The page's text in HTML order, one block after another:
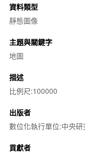
資料類型
靜態圖像
主題與關鍵字
地圖
描述
比例尺:100000
出版者
數位化執行單位:中央
貢獻者